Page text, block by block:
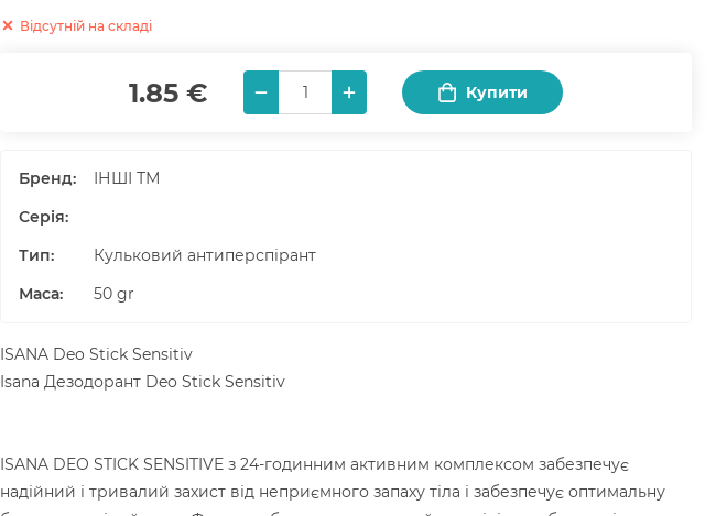
Відсутній на складі
1.85 € Купити
Бренд:
ІНШІ ТМ
Серія:
Тип:
Кульковий антиперспірант
Маса: 50 gr
ISANA Deo Stick Sensitiv
Isana Дезодорант Deo Stick Sensitiv
ISANA DEO STICK SENSITIVE з 24-годинним активним комплексом забезпечує
надійний і тривалий захист від неприємного запаху тіла і забезпечує оптимальну